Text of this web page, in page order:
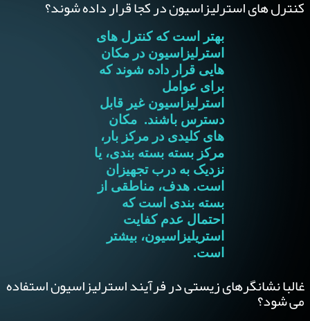
کنترل های استرلیزاسیون در کجا قرار داده شوند؟
بهتر است که کنترل های
استرلیزاسیون در مکان
هایی قرار داده شوند که
برای عوامل
استرلیزاسیون غیر قابل
دسترس باشند. مکان
های کلیدی در مرکز بار،
مرکز بسته بسته بندی، یا
نزدیک به درب تجهیزان
است. هدف، مناطقی از
بسته بندی است که
احتمال عدم کفایت
استریلیزاسیون، بیشتر
است.
غالبا نشانگرهای زیستی در فرآیند استرلیزاسیون استفاده
می شود؟